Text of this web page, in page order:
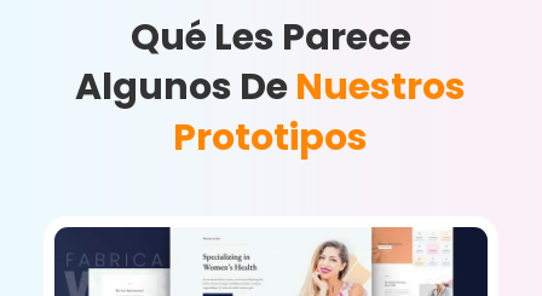
Qué Les Parece
Algunos DeNuestros
Prototipos